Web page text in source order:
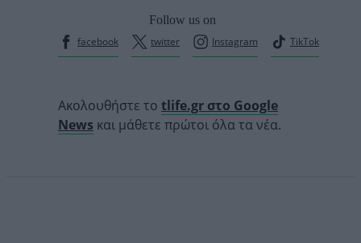
Follow us on
facebook
twitter Instagram TikTok
Ακολουθήστε το tlife.gr στο Google
News και μάθετε πρώτοι όλα τα νέα.